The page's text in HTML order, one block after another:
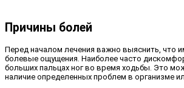
Причины болей
Перед началом лечения важно выяснить, что
болевые ощущения. Наиболее часто
больших пальцах ног во время ходьбы. Это
наличие определенных проблем в организме